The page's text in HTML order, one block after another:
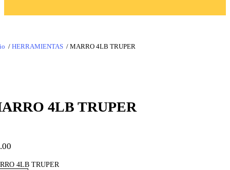
/ HERRAMIENTAS / MARRO 4LB TRUPER
4LB TRUPER
4LB TRUPER